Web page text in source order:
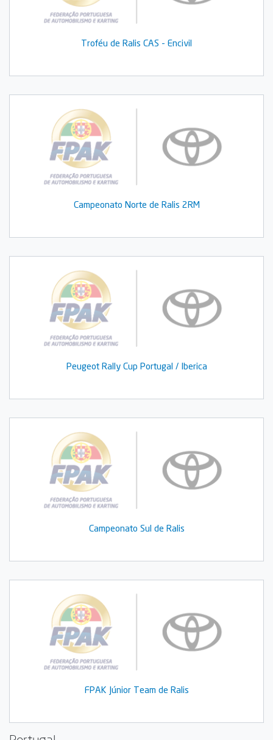
Troféu de Ralis CAS - Encivil
Campeonato Norte de Ralis 2RM
Peugeot Rally Cup Portugal / Iberica
Campeonato Sul de Ralis
FPAK Júnior Team de Ralis